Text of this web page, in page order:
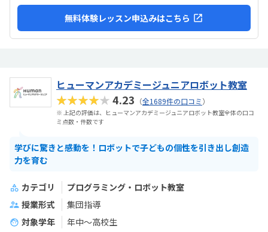
無料体験レッスン申込みはこちら
ヒューマンアカデミージュニアロボット教室
★★★★★4.23 （全1689件の口コミ）
※ 上記の評価は、ヒューマンアカデミージュニアロボット教室全体の口コ
ミ点数・件数です
学びに驚きと感動を！ロボットで子どもの個性を引き出し創造
力を育む
カテゴリ
プログラミング・ロボット教室
授業形式
集団指導
対象学年
年中～高校生